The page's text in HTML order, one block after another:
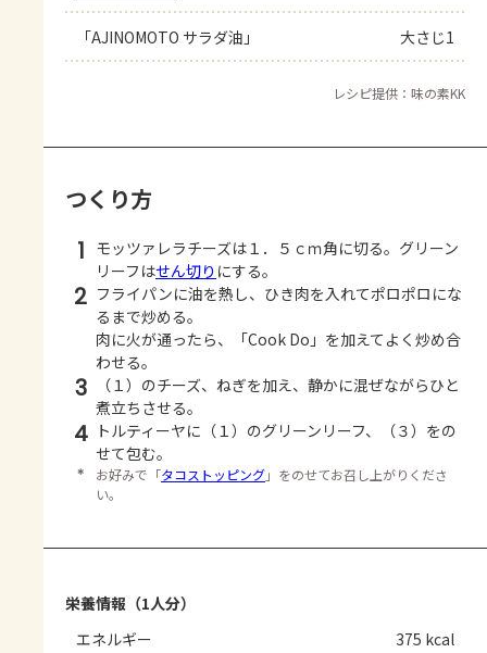
「AJINOMOTO サラダ油」 大さじ1
レシピ提供：味の素KK
つくり方
1 モッツァレラチーズは１．５ｃｍ角に切る。グリーン
リーフはせん切り にする。
2 フライパンに油を熱し、ひき肉を入れてポロポロにな
るまで炒める。
肉に火が通ったら、「Cook Do」を加えてよく炒め合
わせる。
3
（１）のチーズ、ねぎを加え、静かに混ぜながらひと
煮立ちさせる。
4 トルティーヤに（１）のグリーンリーフ、（３）をの
せて包む。
＊ お好みで「タコストッピング」をのせてお召し上がりくださ
い。
栄養情報（1人分）
エネルギー
375 kcal